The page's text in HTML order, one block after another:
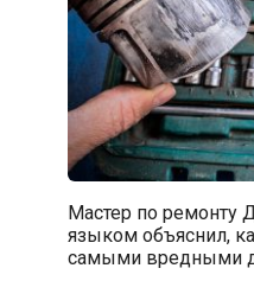
Мастер по ремонту
языком объяснил,
самыми вредными